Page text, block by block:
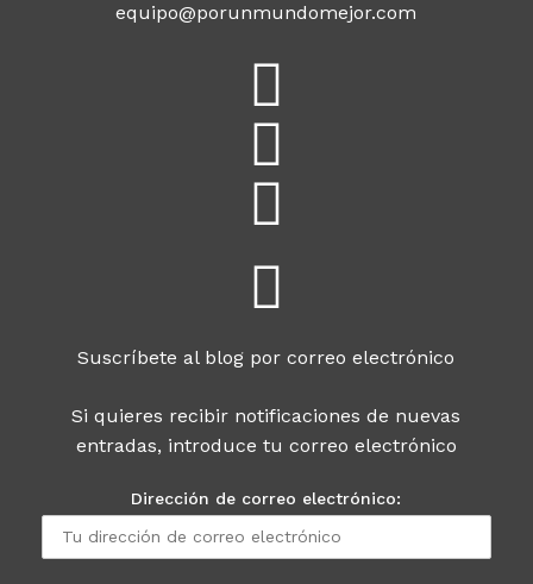
equipo@porunmundomejor.com
Suscríbete al blog por correo electrónico
Si quieres recibir notificaciones de nuevas
entradas, introduce tu correo electrónico
Dirección de correo electrónico: